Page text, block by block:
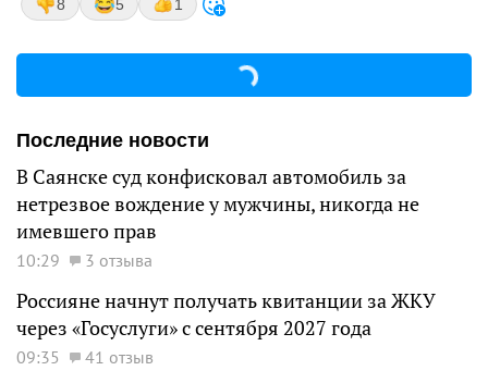
8 5 1
Последние новости
В Саянске суд конфисковал автомобиль за
нетрезвое вождение у мужчины, никогда не
имевшего прав
10:29 3 отзыва
Россияне начнут получать квитанции за ЖКУ
через «Госуслуги» с сентября 2027 года
09:35 41 отзыв